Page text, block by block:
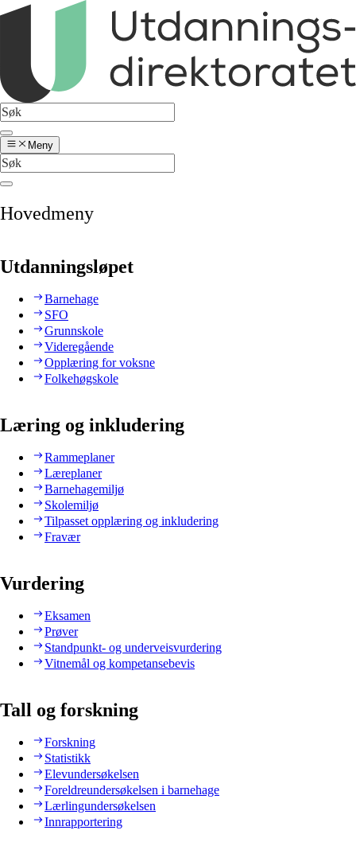
Meny
Hovedmeny
Utdanningsløpet
Barnehage
SFO
Grunnskole
Videregående
Opplæring for voksne
Folkehøgskole
Læring og inkludering
Rammeplaner
Læreplaner
Barnehagemiljø
Skolemiljø
Tilpasset opplæring og inkludering
Fravær
Vurdering
Eksamen
Prøver
Standpunkt- og underveisvurdering
Vitnemål og kompetansebevis
Tall og forskning
Forskning
Statistikk
Elevundersøkelsen
Foreldreundersøkelsen i barnehage
Lærlingundersøkelsen
Innrapportering